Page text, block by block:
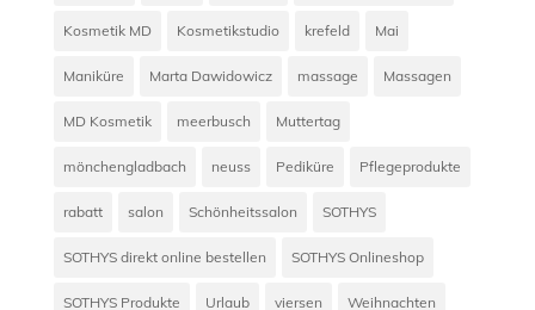
Kosmetik MD Kosmetikstudio krefeld Mai
Maniküre Marta Dawidowicz massage Massagen
MD Kosmetik meerbusch Muttertag
mönchengladbach neuss Pediküre Pflegeprodukte
rabatt salon Schönheitssalon SOTHYS
SOTHYS direkt online bestellen SOTHYS Onlineshop
SOTHYS Produkte Urlaub viersen Weihnachten